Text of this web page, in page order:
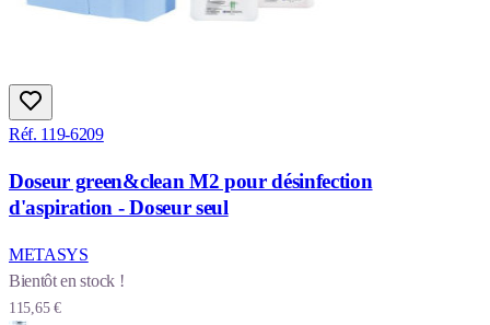
Réf. 119-6209
Doseur green&clean M2 pour désinfection
d'aspiration - Doseur seul
METASYS
Bientôt en stock !
115,65 €